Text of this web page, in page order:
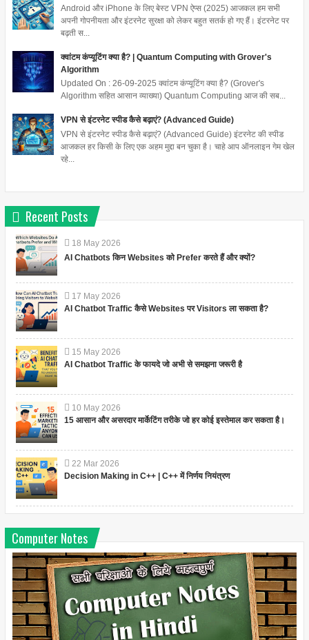
Android और iPhone के लिए बेस्ट VPN ऐप्स (2025) आजकल हम सभी
अपनी गोपनीयता और इंटरनेट सुरक्षा को लेकर बहुत सतर्क हो गए हैं। इंटरनेट पर
बढ़ती स...
क्वांटम कंप्यूटिंग क्या है? | Quantum Computing with Grover's
Algorithm
Updated On : 26-09-2025 क्वांटम कंप्यूटिंग क्या है? (Grover's
Algorithm सहित आसान व्याख्या) Quantum Computing आज की सब...
VPN से इंटरनेट स्पीड कैसे बढ़ाएं? (Advanced Guide)
VPN से इंटरनेट स्पीड कैसे बढ़ाएं? (Advanced Guide) इंटरनेट की स्पीड
आजकल हर किसी के लिए एक अहम मुद्दा बन चुका है। चाहे आप ऑनलाइन गेम खेल
रहे...
Recent Posts
18 May 2026
AI Chatbots किन Websites को Prefer करते हैं और क्यों?
17 May 2026
AI Chatbot Traffic कैसे Websites पर Visitors ला सकता है?
15 May 2026
AI Chatbot Traffic के फायदे जो अभी से समझना जरूरी है
10 May 2026
15 आसान और असरदार मार्केटिंग तरीके जो हर कोई इस्तेमाल कर सकता है।
22 Mar 2026
Decision Making in C++ | C++ में निर्णय नियंत्रण
Computer Notes